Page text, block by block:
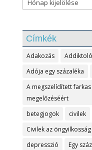
Címkék
Adakozás
Adója egy százaléka
A megszelídített
megelőzéséért
betegjogok
civilek
Civilek az
depresszió
Egy